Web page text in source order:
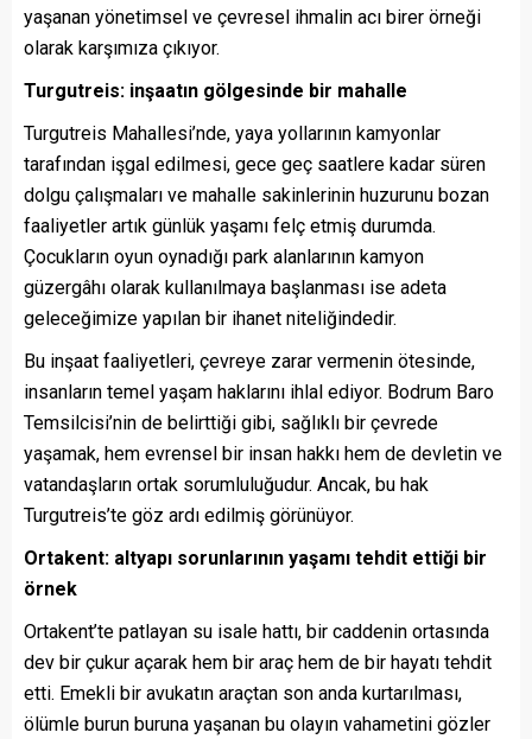
yaşanan yönetimsel ve çevresel ihmalin acı birer örneği
olarak karşımıza çıkıyor.
Turgutreis: inşaatın gölgesinde bir mahalle
Turgutreis Mahallesi’nde, yaya yollarının kamyonlar
tarafından işgal edilmesi, gece geç saatlere kadar süren
dolgu çalışmaları ve mahalle sakinlerinin huzurunu bozan
faaliyetler artık günlük yaşamı felç etmiş durumda.
Çocukların oyun oynadığı park alanlarının kamyon
güzergâhı olarak kullanılmaya başlanması ise adeta
geleceğimize yapılan bir ihanet niteliğindedir.
Bu inşaat faaliyetleri, çevreye zarar vermenin ötesinde,
insanların temel yaşam haklarını ihlal ediyor. Bodrum Baro
Temsilcisi’nin de belirttiği gibi, sağlıklı bir çevrede
yaşamak, hem evrensel bir insan hakkı hem de devletin ve
vatandaşların ortak sorumluluğudur. Ancak, bu hak
Turgutreis’te göz ardı edilmiş görünüyor.
Ortakent: altyapı sorunlarının yaşamı tehdit ettiği bir
örnek
Ortakent’te patlayan su isale hattı, bir caddenin ortasında
dev bir çukur açarak hem bir araç hem de bir hayatı tehdit
etti. Emekli bir avukatın araçtan son anda kurtarılması,
ölümle burun buruna yaşanan bu olayın vahametini gözler